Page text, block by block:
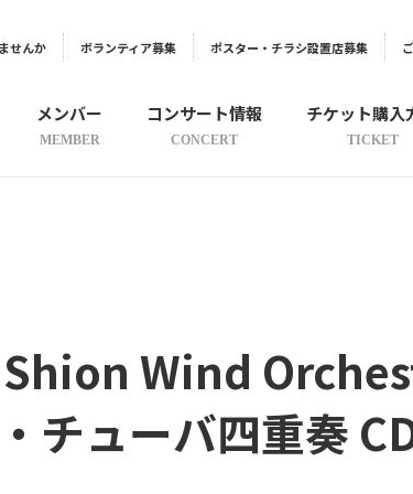
メンバー
MEMBER
コンサート情報
CONCERT
チケット購入
TICKET
せんか ボランティア募集 ポスター・チラシ設置店募集
Wind
チューバ四重奏